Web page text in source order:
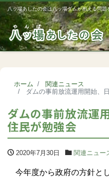
八ッ場あしたの会は八ッ場ダムが抱える問題
ホーム
関連ニュース
ダムの事前放流運用開始、
ダムの事前放流運
住民が勉強会
2020年7月30日 関連ニュー
今年度から政府の方針と